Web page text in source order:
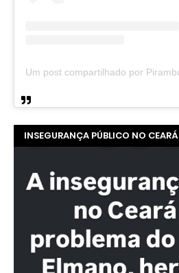
INSEGURANÇA PÚBLICO NO CEARÁ